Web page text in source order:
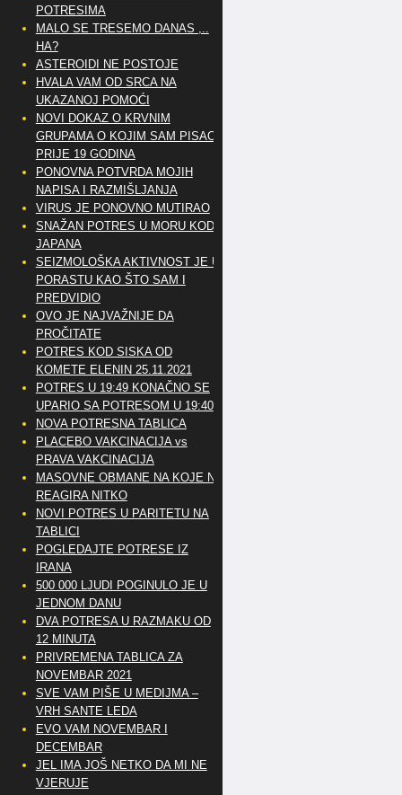
POTRESIMA
MALO SE TRESEMO DANAS ,..
HA?
ASTEROIDI NE POSTOJE
HVALA VAM OD SRCA NA
UKAZANOJ POMOĆI
NOVI DOKAZ O KRVNIM
GRUPAMA O KOJIM SAM PISAO
PRIJE 19 GODINA
PONOVNA POTVRDA MOJIH
NAPISA I RAZMIŠLJANJA
VIRUS JE PONOVNO MUTIRAO
SNAŽAN POTRES U MORU KOD
JAPANA
SEIZMOLOŠKA AKTIVNOST JE U
PORASTU KAO ŠTO SAM I
PREDVIDIO
OVO JE NAJVAŽNIJE DA
PROČITATE
POTRES KOD SISKA OD
KOMETE ELENIN 25.11.2021
POTRES U 19:49 KONAČNO SE
UPARIO SA POTRESOM U 19:40
NOVA POTRESNA TABLICA
PLACEBO VAKCINACIJA vs
PRAVA VAKCINACIJA
MASOVNE OBMANE NA KOJE NE
REAGIRA NITKO
NOVI POTRES U PARITETU NA
TABLICI
POGLEDAJTE POTRESE IZ
IRANA
500 000 LJUDI POGINULO JE U
JEDNOM DANU
DVA POTRESA U RAZMAKU OD
12 MINUTA
PRIVREMENA TABLICA ZA
NOVEMBAR 2021
SVE VAM PIŠE U MEDIJMA –
VRH SANTE LEDA
EVO VAM NOVEMBAR I
DECEMBAR
JEL IMA JOŠ NETKO DA MI NE
VJERUJE